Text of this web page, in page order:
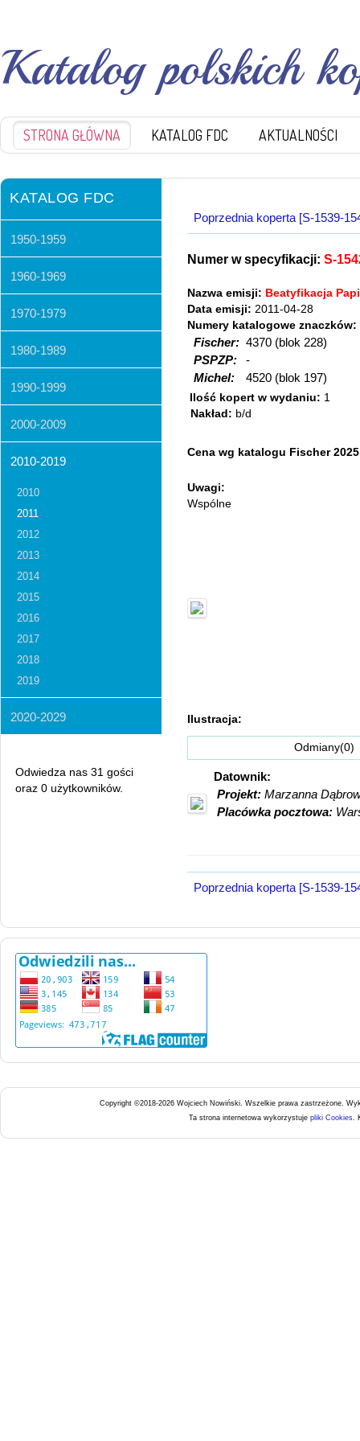
Katalog polskich
STRONA GŁÓWNA KATALOG FDC AKTUALNOŚCI
KATALOG FDC
1950-1959
1960-1969
1970-1979
1980-1989
1990-1999
2000-2009
2010-2019
2010
2011
2012
2013
2014
2015
2016
2017
2018
2019
2020-2029
Odwiedza nas 31 gości
oraz 0 użytkowników.
Poprzednia koperta [S-1539-
Numer w specyfikacji: S-
Nazwa emisji: Beatyfikacja
Data emisji: 2011-04-28
Numery katalogowe znaczków:
Fischer: 4370 (blok 228)
PSPZP:
-
Michel:
4520 (blok 197)
Ilość kopert w wydaniu: 1
Nakład: b/d
Cena wg katalogu Fischer
Uwagi:
Wspólne
Ilustracja:
Datownik:
Projekt: Marzanna
Placówka pocztowa:
Poprzednia koperta [S-1539-
Copyright ©2018-2026 Wojciech Nowiński. Wszelkie prawa zastrzeżone.
Ta strona internetowa wykorzystuje pliki Cookies.